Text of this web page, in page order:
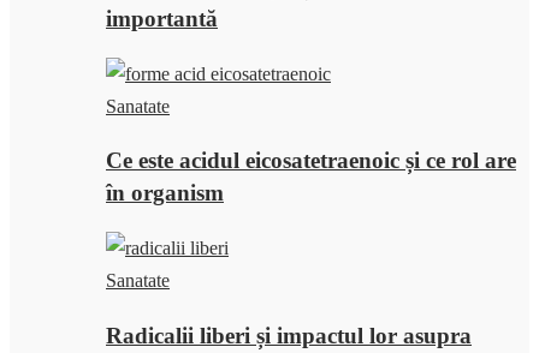
importantă
Sanatate
Ce este acidul eicosatetraenoic și ce rol are
în organism
Sanatate
Radicalii liberi și impactul lor asupra